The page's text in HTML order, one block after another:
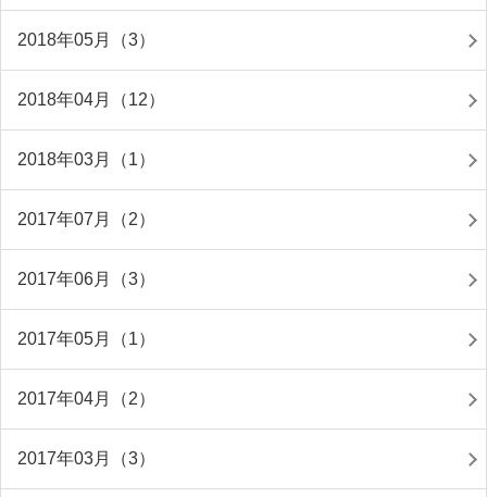
2018年05月（3）
2018年04月（12）
2018年03月（1）
2017年07月（2）
2017年06月（3）
2017年05月（1）
2017年04月（2）
2017年03月（3）